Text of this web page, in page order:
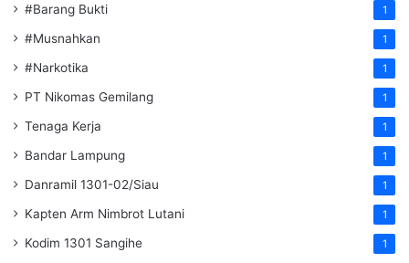
#Barang Bukti 1
#Musnahkan 1
#Narkotika 1
PT Nikomas Gemilang 1
Tenaga Kerja 1
Bandar Lampung 1
Danramil 1301-02/Siau 1
Kapten Arm Nimbrot Lutani 1
Kodim 1301 Sangihe 1